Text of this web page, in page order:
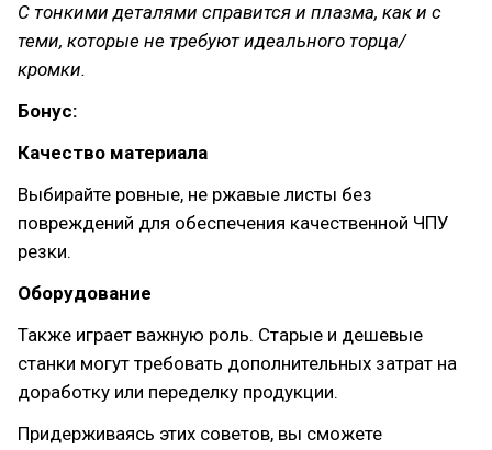
С тонкими деталями справится и плазма, как и с
теми, которые не требуют идеального торца/
кромки.
Бонус:
Качество материала
Выбирайте ровные, не ржавые листы без
повреждений для обеспечения качественной ЧПУ
резки.
Оборудование
Также играет важную роль. Старые и дешевые
станки могут требовать дополнительных затрат на
доработку или переделку продукции.
Придерживаясь этих советов, вы сможете